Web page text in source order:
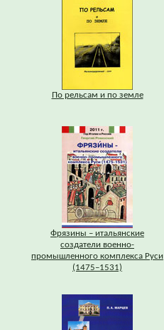
По рельсам и по земле
Фрязины – итальянские
создатели военно-
промышленного комплекса Руси
(1475–1531)